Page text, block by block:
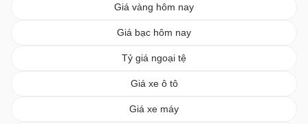
Giá vàng hôm nay
Giá bạc hôm nay
Tỷ giá ngoại tệ
Giá xe ô tô
Giá xe máy